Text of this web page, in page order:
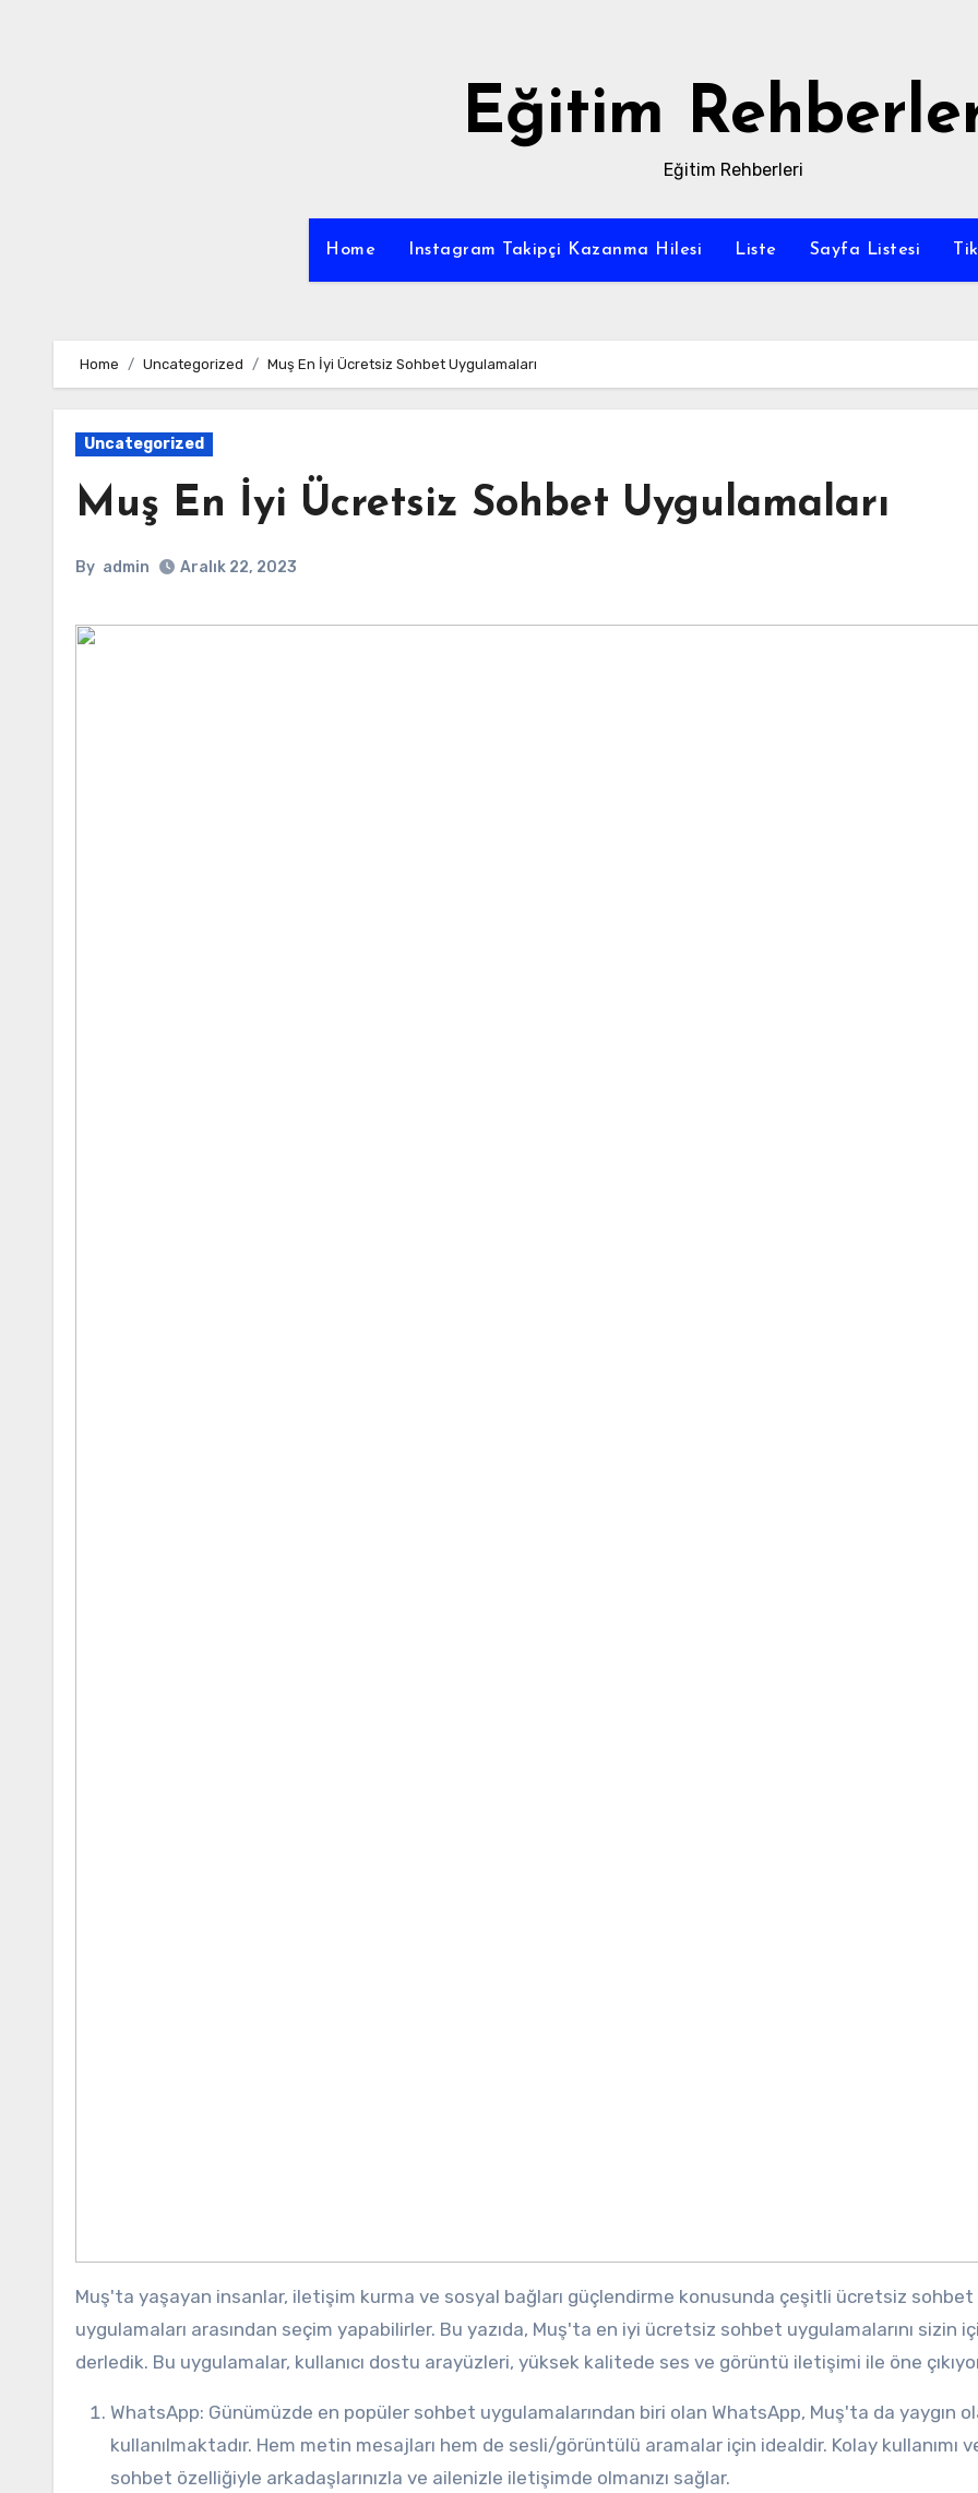
Eğitim
Eğitim Rehberleri
Home Instagram Takipçi Kazanma Hilesi Liste Sayfa Listesi
Home Uncategorized Muş En İyi Ücretsiz Sohbet Uygulamaları
Uncategorized
Muş En İyi Ücretsiz Sohbet Uygulamaları
By admin Aralık 22, 2023
Muş'ta yaşayan insanlar, iletişim kurma ve sosyal bağları güçlendirme konusunda çeşitli ücretsiz sohbet
uygulamaları arasından seçim yapabilirler. Bu yazıda, Muş'ta en iyi ücretsiz sohbet uygulamalarını sizin
derledik. Bu uygulamalar, kullanıcı dostu arayüzleri, yüksek kalitede ses ve görüntü iletişimi ile öne
WhatsApp: Günümüzde en popüler sohbet uygulamalarından biri olan WhatsApp, Muş'ta da yaygın olarak
kullanılmaktadır. Hem metin mesajları hem de sesli/görüntülü aramalar için idealdir. Kolay kullanımı
sohbet özelliğiyle arkadaşlarınızla ve ailenizle iletişimde olmanızı sağlar.